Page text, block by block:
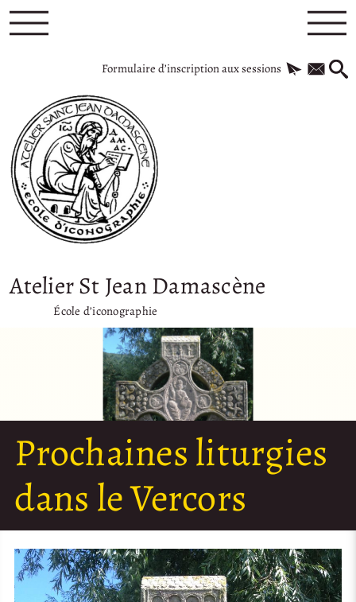
Formulaire d’inscription aux sessions
Atelier St Jean Damascène
École d’iconographie
Prochaines liturgies
dans le Vercors